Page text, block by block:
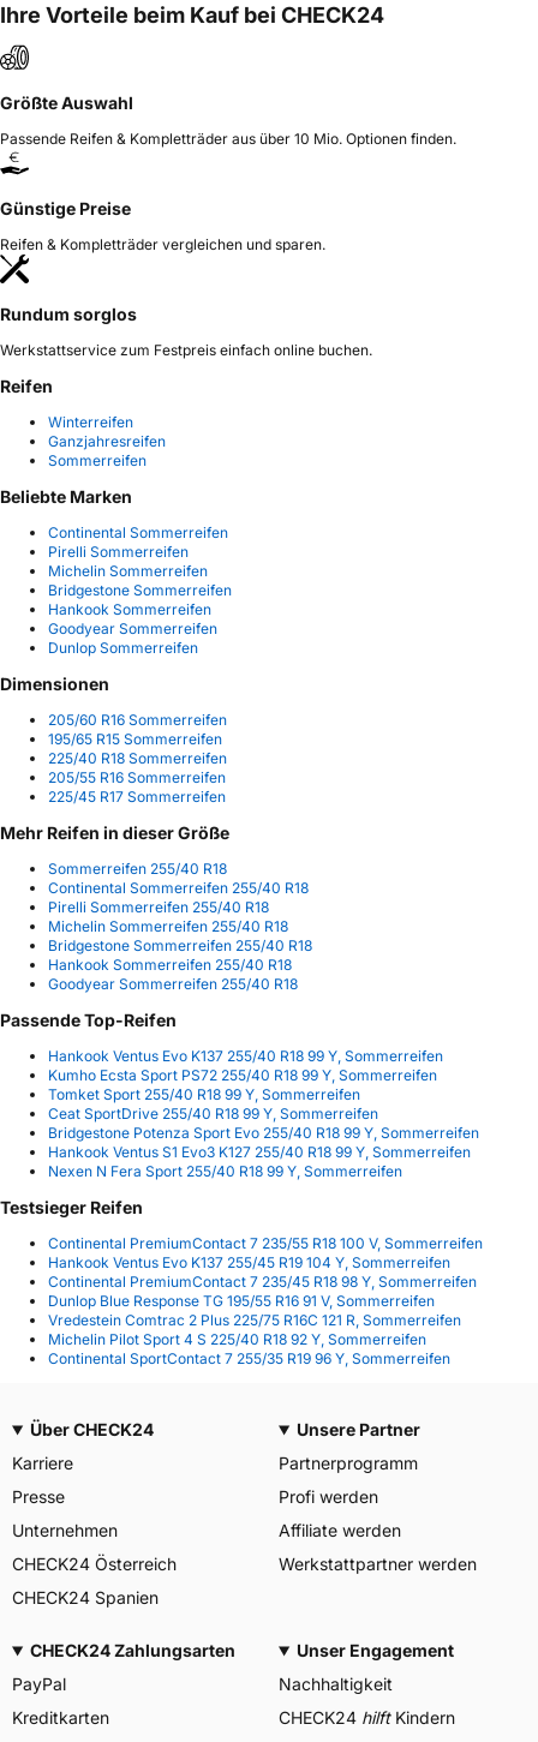
Ihre Vorteile beim Kauf bei CHECK24
Größte Auswahl
Passende Reifen & Kompletträder aus über 10 Mio. Optionen finden.
Günstige Preise
Reifen & Kompletträder vergleichen und sparen.
Rundum sorglos
Werkstattservice zum Festpreis einfach online buchen.
Reifen
Winterreifen
Ganzjahresreifen
Sommerreifen
Beliebte Marken
Continental Sommerreifen
Pirelli Sommerreifen
Michelin Sommerreifen
Bridgestone Sommerreifen
Hankook Sommerreifen
Goodyear Sommerreifen
Dunlop Sommerreifen
Dimensionen
205/60 R16 Sommerreifen
195/65 R15 Sommerreifen
225/40 R18 Sommerreifen
205/55 R16 Sommerreifen
225/45 R17 Sommerreifen
Mehr Reifen in dieser Größe
Sommerreifen 255/40 R18
Continental Sommerreifen 255/40 R18
Pirelli Sommerreifen 255/40 R18
Michelin Sommerreifen 255/40 R18
Bridgestone Sommerreifen 255/40 R18
Hankook Sommerreifen 255/40 R18
Goodyear Sommerreifen 255/40 R18
Passende Top-Reifen
Hankook Ventus Evo K137 255/40 R18 99 Y, Sommerreifen
Kumho Ecsta Sport PS72 255/40 R18 99 Y, Sommerreifen
Tomket Sport 255/40 R18 99 Y, Sommerreifen
Ceat SportDrive 255/40 R18 99 Y, Sommerreifen
Bridgestone Potenza Sport Evo 255/40 R18 99 Y, Sommerreifen
Hankook Ventus S1 Evo3 K127 255/40 R18 99 Y, Sommerreifen
Nexen N Fera Sport 255/40 R18 99 Y, Sommerreifen
Testsieger Reifen
Continental PremiumContact 7 235/55 R18 100 V, Sommerreifen
Hankook Ventus Evo K137 255/45 R19 104 Y, Sommerreifen
Continental PremiumContact 7 235/45 R18 98 Y, Sommerreifen
Dunlop Blue Response TG 195/55 R16 91 V, Sommerreifen
Vredestein Comtrac 2 Plus 225/75 R16C 121 R, Sommerreifen
Michelin Pilot Sport 4 S 225/40 R18 92 Y, Sommerreifen
Continental SportContact 7 255/35 R19 96 Y, Sommerreifen
Über CHECK24
Karriere
Presse
Unternehmen
CHECK24 Österreich
CHECK24 Spanien
Unsere Partner
Partnerprogramm
Profi werden
Affiliate werden
Werkstattpartner werden
CHECK24 Zahlungsarten
PayPal
Kreditkarten
Unser Engagement
Nachhaltigkeit
CHECK24 hilftKindern